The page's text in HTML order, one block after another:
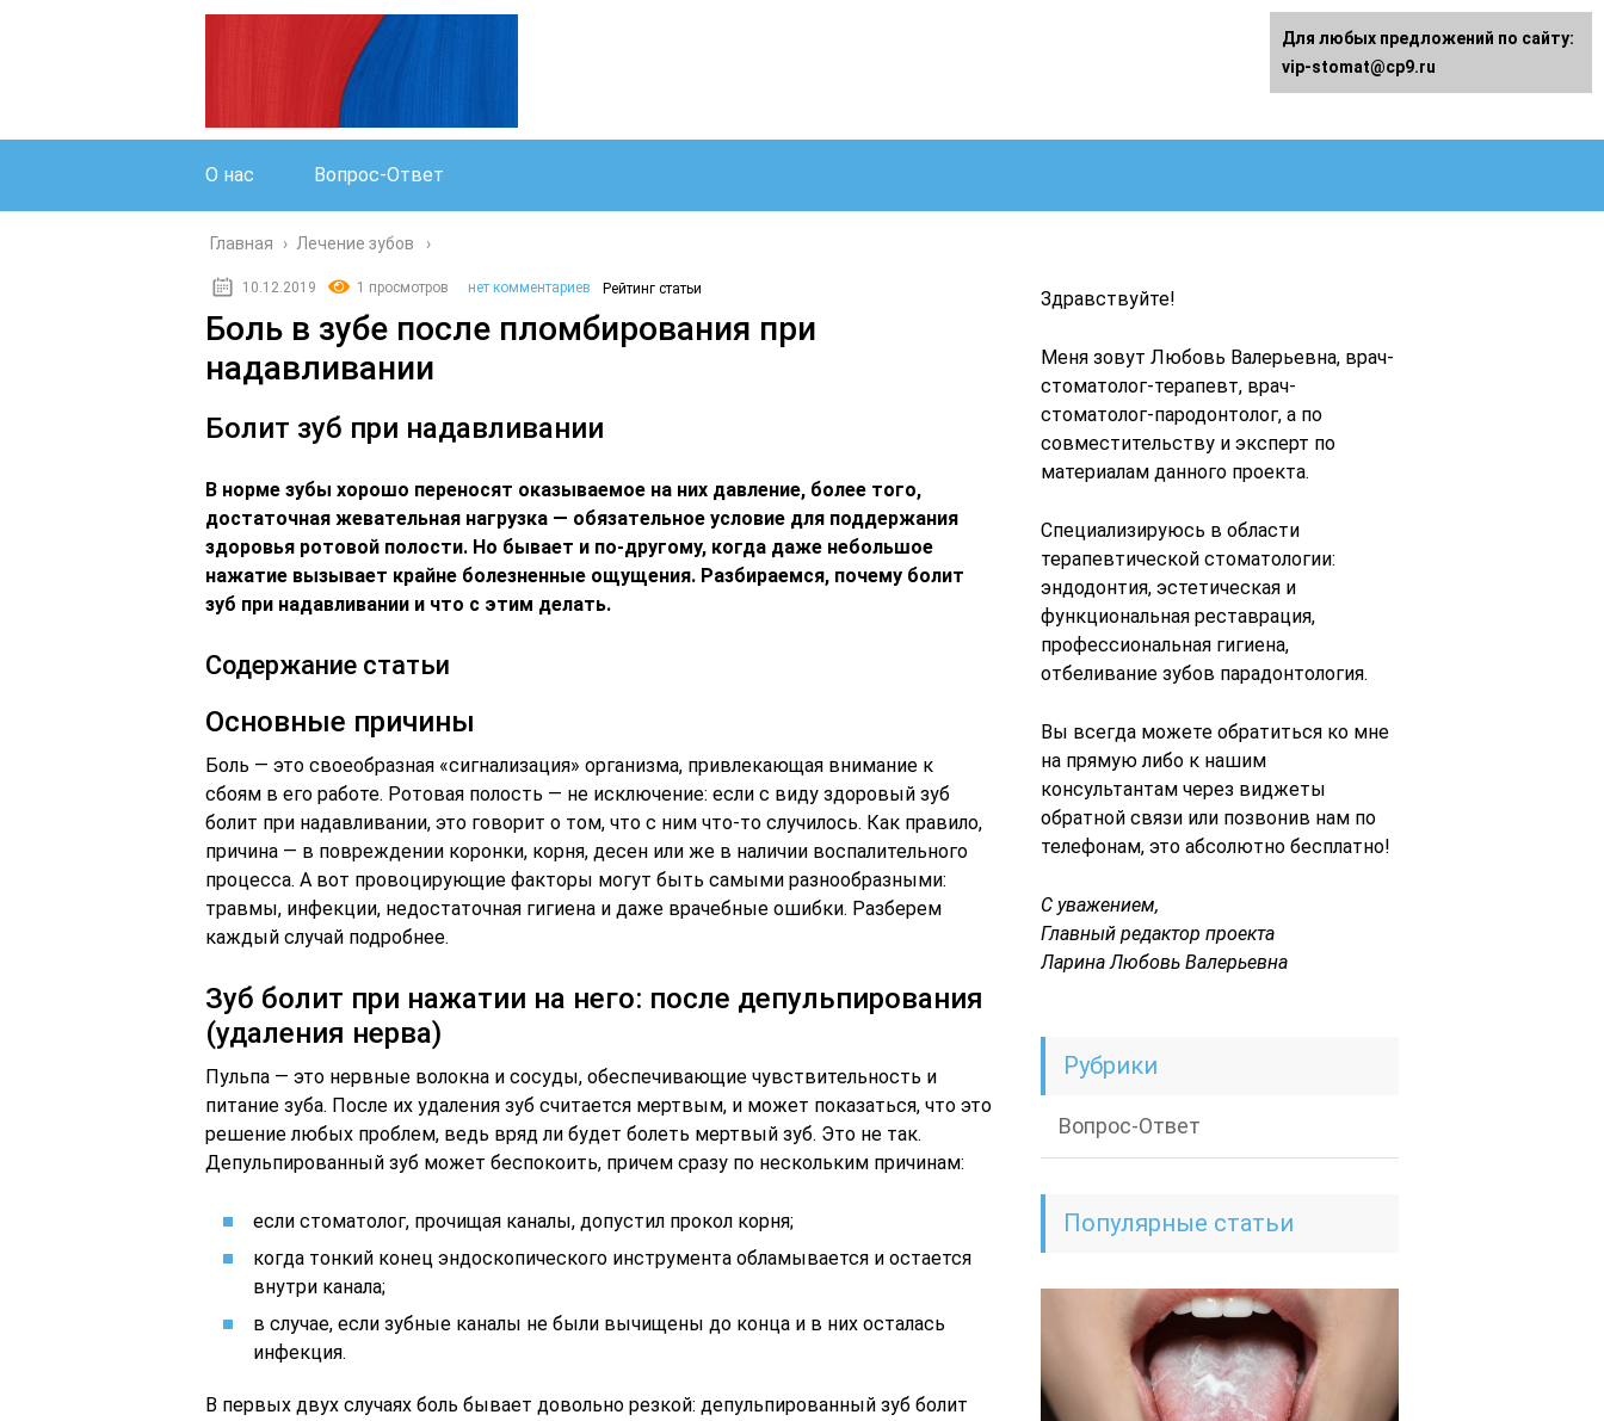
О нас Вопрос-Ответ
Главная › Лечение зубов
10.12.2019 1 просмотров нет комментариев Рейтинг статьи
Боль в зубе после пломбирования при
надавливании
Болит зуб при надавливании
В норме зубы хорошо переносят оказываемое на них давление, более того,
достаточная жевательная нагрузка — обязательное условие для поддержания
здоровья ротовой полости. Но бывает и по-другому, когда даже небольшое
нажатие вызывает крайне болезненные ощущения. Разбираемся, почему болит
зуб при надавливании и что с этим делать.
Содержание статьи
Основные причины
Боль — это своеобразная «сигнализация» организма, привлекающая внимание к
сбоям в его работе. Ротовая полость — не исключение: если с виду здоровый зуб
болит при надавливании, это говорит о том, что с ним что-то случилось. Как правило,
причина — в повреждении коронки, корня, десен или же в наличии воспалительного
процесса. А вот провоцирующие факторы могут быть самыми разнообразными:
травмы, инфекции, недостаточная гигиена и даже врачебные ошибки. Разберем
каждый случай подробнее.
Зуб болит при нажатии на него: после депульпирования
(удаления нерва)
Пульпа — это нервные волокна и сосуды, обеспечивающие чувствительность и
питание зуба. После их удаления зуб считается мертвым, и может показаться, что это
решение любых проблем, ведь вряд ли будет болеть мертвый зуб. Это не так.
Депульпированный зуб может беспокоить, причем сразу по нескольким причинам:
если стоматолог, прочищая каналы, допустил прокол корня;
когда тонкий конец эндоскопического инструмента обламывается и остается
внутри канала;
в случае, если зубные каналы не были вычищены до конца и в них осталась
инфекция.
В первых двух случаях боль бывает довольно резкой: депульпированный зуб болит
Здравствуйте!
Меня зовут Любовь Валерьевна, врач-
стоматолог-терапевт, врач-
стоматолог-пародонтолог, а по
совместительству и эксперт по
материалам данного проекта.
Специализируюсь в области
терапевтической стоматологии:
эндодонтия, эстетическая и
функциональная реставрация,
профессиональная гигиена,
отбеливание зубов парадонтология.
Вы всегда можете обратиться ко мне
на прямую либо к нашим
консультантам через виджеты
обратной связи или позвонив нам по
телефонам, это абсолютно бесплатно!
С уважением,
Главный редактор проекта
Ларина Любовь Валерьевна
Рубрики
Вопрос-Ответ
Популярные статьи
Для любых предложений по сайту:
vip-stomat@cp9.ru